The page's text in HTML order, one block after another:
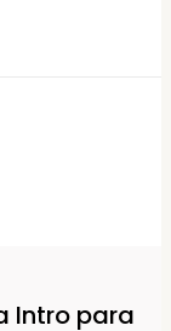
Intro para